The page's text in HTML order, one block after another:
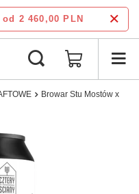
od 2 460,00 PLN
Browar Stu Mostów x